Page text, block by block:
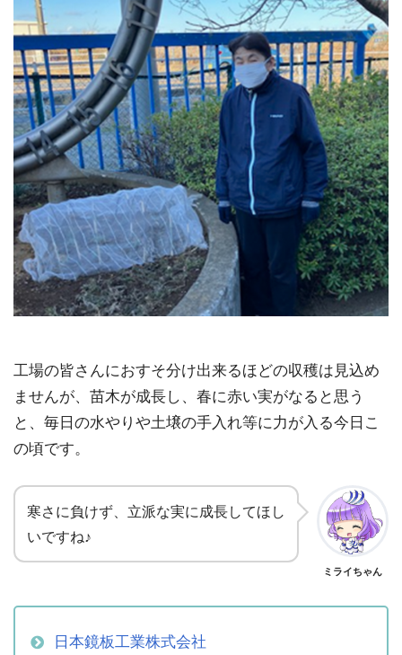
工場の皆さんにおすそ分け出来るほどの収穫は見込め
ませんが、苗木が成長し、春に赤い実がなると思う
と、毎日の水やりや土壌の手入れ等に力が入る今日こ
の頃です。
寒さに負けず、立派な実に成長してほし
いですね♪
ミライちゃん
日本鏡板工業株式会社